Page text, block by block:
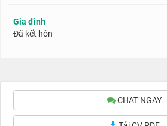
Gia đình
Đã kết hôn
CHAT NGAY